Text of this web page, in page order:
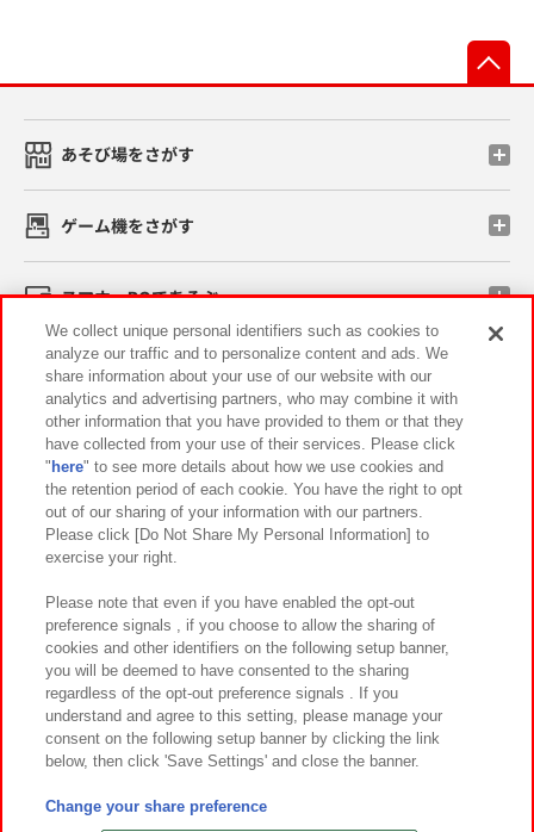
あそび場をさがす
ゲーム機をさがす
スマホ・PCであそぶ
イベント・キャンペーン
関連会社 サステナビリティ サイトポリシー
プライバシーポリシー ウェブアクセシビリティ方針と検証結果
お取引先さまとともに
カスタマーハラスメント対応方針 よくあるご質問・お問い合わせ
©Bandai Namco Amusement Inc.
©Bandai Namco Amusement Lab Inc.
We collect unique personal identifiers such as cookies to
analyze our traffic and to personalize content and ads. We
share information about your use of our website with our
analytics and advertising partners, who may combine it with
other information that you have provided to them or that they
have collected from your use of their services. Please click
" here" to see more details about how we use cookies and
the retention period of each cookie. You have the right to opt
out of our sharing of your information with our partners.
Please click [Do Not Share My Personal Information] to
exercise your right.
Please note that even if you have enabled the opt-out
preference signals , if you choose to allow the sharing of
cookies and other identifiers on the following setup banner,
you will be deemed to have consented to the sharing
regardless of the opt-out preference signals . If you
understand and agree to this setting, please manage your
consent on the following setup banner by clicking the link
below, then click 'Save Settings' and close the banner.
Change your share preference